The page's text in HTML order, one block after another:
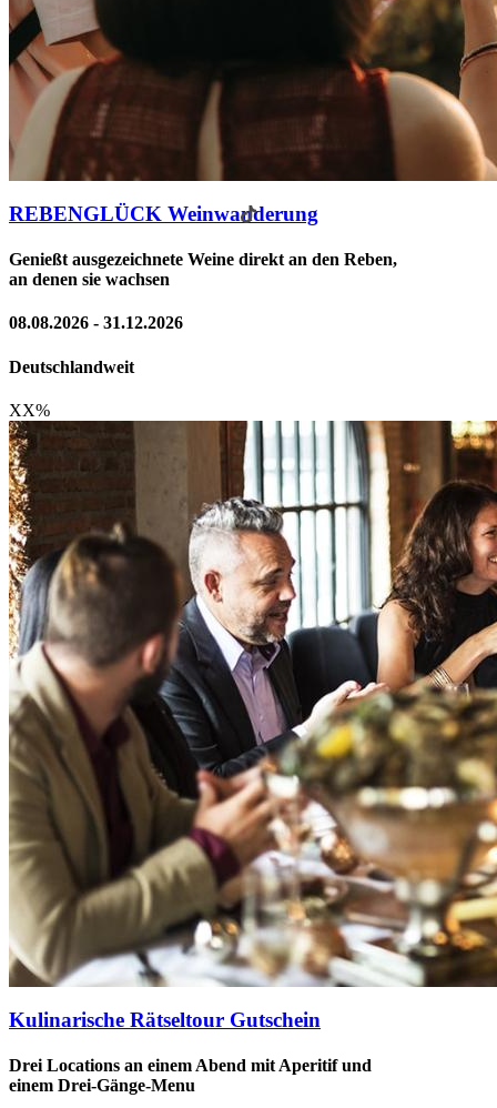
REBENGLÜCK Weinwanderung
Genießt ausgezeichnete Weine direkt an den Reben,
an denen sie wachsen
08.08.2026 - 31.12.2026
Deutschlandweit
XX%
Kulinarische Rätseltour Gutschein
Drei Locations an einem Abend mit Aperitif und
einem Drei-Gänge-Menu